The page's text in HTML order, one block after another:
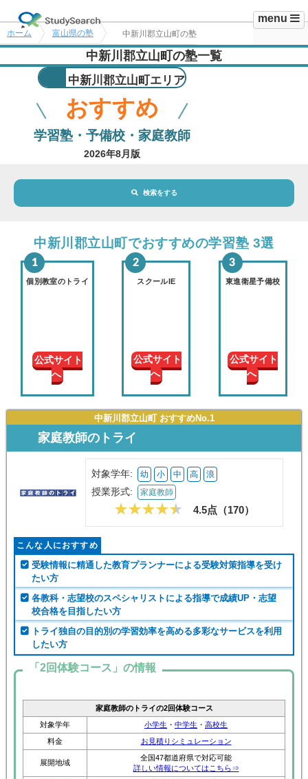
menu
ホーム 富山県の塾 中新川郡立山町の塾
中新川郡立山町の塾一覧
中新川郡立山町エリア
おすすめ
学習塾・予備校・家庭教師
2026年8月版
検索をする
地域・駅 中新川郡立山町エリア
路線・駅 選択されていません
学年
授業形
式
この条件で絞り込む
中新川郡立山町でおすすめの学習塾 3選
個別教室のトライ
公式サイト
へ
スクールIE
公式サイト
へ
東進衛星予備校
公式サイト
へ
中新川郡立山町 おすすめNo.1
家庭教師のトライ
対象学年: 幼 小 中 高 浪
授業形式: 家庭教師
4.5点（170）
こんな人におすすめ
受験情報に精通した教育プランナーによる受験対策指導を受け
たい方
各教科・志望校のスペシャリストによる指導で成績UP・志望
校合格を目指したい方
トライ独自の目的別の学習効率を高める多彩なサービスを利用
したい方
「2回体験コース」の情報
家庭教師のトライの2回体験コース
対象学年
小学生 ・ 中学生 ・ 高校生
料金
お見積りシミュレーション
展開地域
全国47都道府県で対応可能
詳しい情報についてはこちら⇒